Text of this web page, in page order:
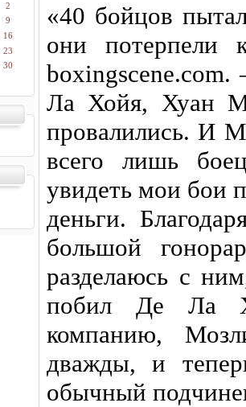
2
9
16
23
30
«40 бойцов
они потерпели
Ла Хойя, Хуан
провалились. И
всего лишь
увидеть мои бои
деньги.
большой
разделаюсь с
побил Де Ла
компанию,
дважды, и
обычный